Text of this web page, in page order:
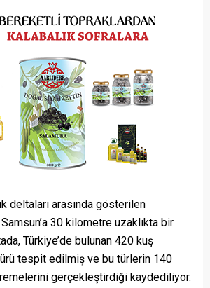
deltaları arasında gösterilen
Samsun’a 30 kilometre uzaklıkta bir
Türkiye’de bulunan 420 kuş
tespit edilmiş ve bu türlerin 140
gerçekleştirdiği kaydediliyor.